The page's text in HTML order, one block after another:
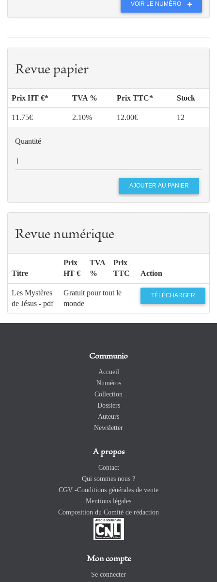
VOIR LE NUMÉRO
Revue papier
Prix HT €* TVA % Prix TTC* Stock
11.75€ 2.10% 12.00€ 12
Quantité
Revue numérique
Titre
Prix
HT €
TVA
%
Prix
TTC
Action
Les Mystères
de Jésus - pdf
Gratuit pour tout le
monde
TÉLÉCHARGER
Communio
Accueil
Numéros
Collection
Dossiers
Auteurs
Newsletter
A propos
Contact
Qui sommes nous ?
CGV -Conditions générales de vente
Mentions légales
Composition du Comité de rédaction
Mon compte
Se connecter